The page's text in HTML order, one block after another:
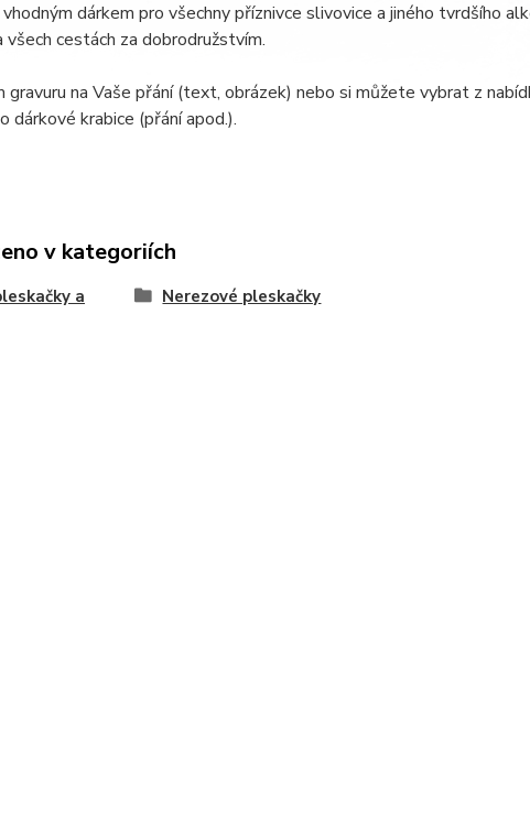
dárkem pro všechny příznivce slivovice a jiného tvrdšího
všech cestách za dobrodružstvím.
gravuru na Vaše přání (text, obrázek) nebo si můžete vybrat z
dárkové krabice (přání apod.).
v kategoriích
a
Nerezové pleskačky